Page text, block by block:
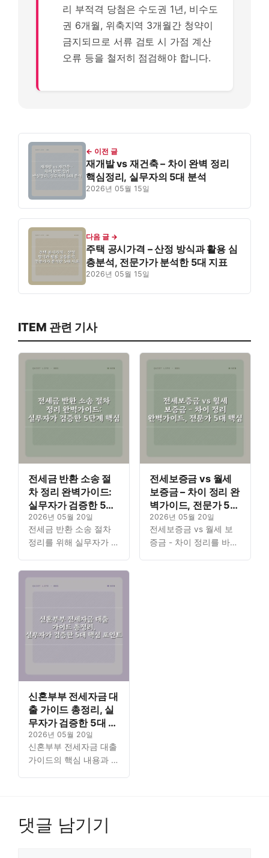
리 부적격 당첨은 수도권 1년, 비수도
권 6개월, 위축지역 3개월간 청약이
금지되므로 서류 검토 시 가점 계산
오류 등을 철저히 점검해야 합니다.
← 이전 글
재개발 vs 재건축 – 차이 완벽 정리
핵심정리, 실무자의 5대 분석
2026년 05월 15일
다음 글 →
주택 공시가격 – 산정 방식과 활용 심
층분석, 전문가가 분석한 5대 지표
2026년 05월 15일
ITEM 관련 기사
전세금 반환 소송 절
차 정리 완벽가이드:
실무자가 검증한 5단
계 핵심
2026년 05월 20일
전세금 반환 소송 절차
정리를 위해 실무자가 검
히 안내합니다. 소중한
전세보증금 vs 월세
보증금 – 차이 정리 완
벽가이드, 전문가 5대
핵심
2026년 05월 20일
전세보증금 vs 월세 보
증금 - 차이 정리를 바탕
신혼부부 전세자금 대
출 가이드 총정리, 실
무자가 검증한 5대 핵
심 포인트
2026년 05월 20일
신혼부부 전세자금 대출
가이드의 핵심 내용과 자
분석했으니 대출의 모든
댓글 남기기